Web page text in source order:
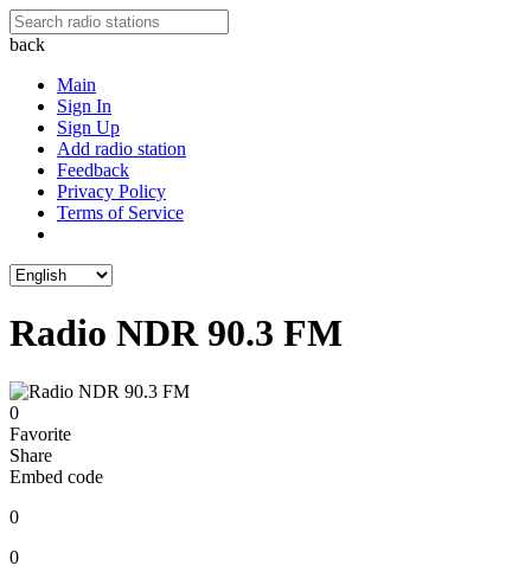
back
Main
Sign In
Sign Up
Add radio station
Feedback
Privacy Policy
Terms of Service
Radio NDR 90.3 FM
0
Favorite
Share
Embed code
0
0